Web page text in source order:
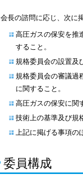
会長の諮問に応じ、次に
高圧ガスの保安を推
すること。
規格委員会の設置及
規格委員会の審議過
に関すること。
高圧ガスの保安に関
技術上の基準及び規
上記に掲げる事項
委員構成